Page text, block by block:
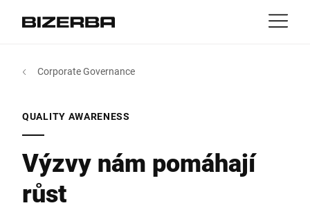
Reference
MyBizerba
Amerika
Asie
Corporate Governance
QUALITY AWARENESS
Výzvy nám pomáhají
růst